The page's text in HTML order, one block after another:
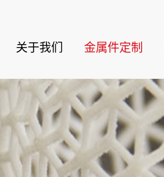
关于我们 金属件定制